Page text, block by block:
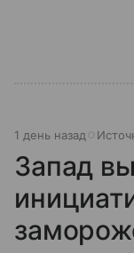
1 день назад
Запад